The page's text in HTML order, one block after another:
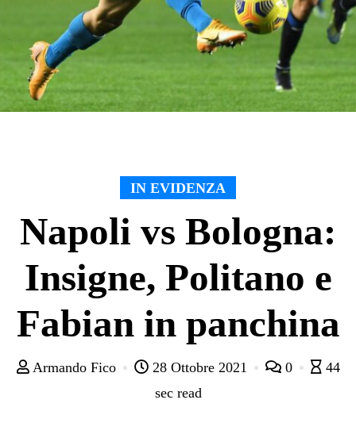
IN EVIDENZA
Napoli vs Bologna:
Insigne, Politano e
Fabian in panchina
Armando Fico 28 Ottobre 2021 0
44
sec read